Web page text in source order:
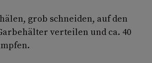
grob schneiden, auf den
verteilen und ca. 40